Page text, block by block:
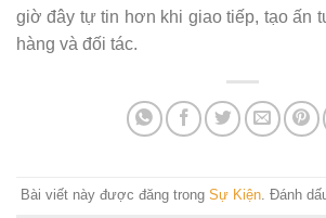
giờ đây tự tin hơn khi giao tiếp, tạo ấn
hàng và đối tác.
Bài viết này được đăng trong Sự Kiện. Đánh